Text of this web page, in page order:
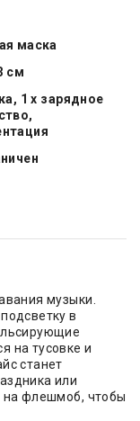
маска
см
1 х зарядное
музыки.
в
на тусовке и
станет
или
на флешмоб, чтобы